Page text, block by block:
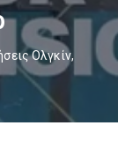
Ολγκίν,